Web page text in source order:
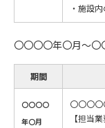
・施設
〇〇〇〇年〇月～
期間
〇〇〇〇
年〇月
〇〇〇
【担当